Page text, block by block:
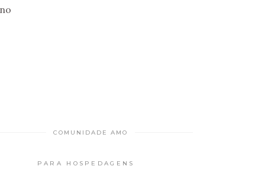
COMUNIDADE AMO
PARA HOSPEDAGENS